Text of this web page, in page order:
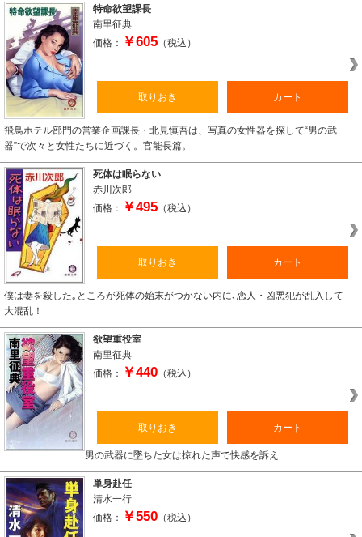
特命欲望課長
南里征典
価格：
￥605 （税込）
取りおき カート
飛鳥ホテル部門の営業企画課長・北見慎吾は、写真の女性器を探して“男の武
器”で次々と女性たちに近づく。官能長篇。
死体は眠らない
赤川次郎
価格：
￥495 （税込）
取りおき カート
僕は妻を殺した｡ところが死体の始末がつかない内に､恋人・凶悪犯が乱入して
大混乱！
欲望重役室
南里征典
価格：
￥440 （税込）
取りおき カート
男の武器に墜ちた女は掠れた声で快感を訴え…
単身赴任
清水一行
価格：
￥550 （税込）